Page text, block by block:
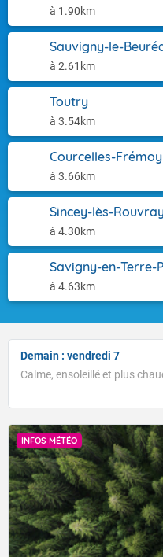
à 1.90km
Sauvigny-le-
à 2.61km
Toutry
à 3.54km
Courcelles-Frémoy
à 3.66km
Sincey-lès-
à 4.30km
Savigny-en-Terre-
à 4.63km
Demain : vendredi 7
Calme, ensoleillé et plus
INFOS MÉTÉO